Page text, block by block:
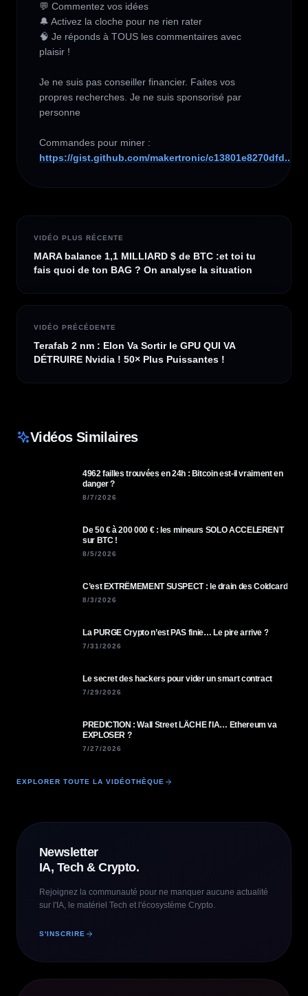
💬 Commentez vos idées
🔔 Activez la cloche pour ne rien rater
🧠 Je réponds à TOUS les commentaires avec
plaisir !
Je ne suis pas conseiller financier. Faites vos
propres recherches. Je ne suis sponsorisé par
personne
https://gist.github.com/makertronic/c13801e8270dfd...
VIDÉO PLUS RÉCENTE
MARA balance 1,1 MILLIARD $ de BTC :et toi tu
fais quoi de ton BAG ? On analyse la situation
VIDÉO PRÉCÉDENTE
Terafab 2 nm : Elon Va Sortir le GPU QUI VA
DÉTRUIRE Nvidia ! 50× Plus Puissantes !
Vidéos Similaires
4962 failles trouvées en 24h : Bitcoin est-il vraiment en
danger ?
8/7/2026
De 50 € à 200 000 € : les mineurs SOLO ACCELERENT
sur BTC !
8/5/2026
C’est EXTRÊMEMENT SUSPECT : le drain des Coldcard
8/3/2026
La PURGE Crypto n’est PAS finie… Le pire arrive ?
7/31/2026
Le secret des hackers pour vider un smart contract
7/29/2026
PREDICTION : Wall Street LÂCHE l'IA… Ethereum va
EXPLOSER ?
7/27/2026
EXPLORER TOUTE LA VIDÉOTHÈQUE
Newsletter
IA, Tech & Crypto.
Rejoignez la communauté pour ne manquer aucune actualité
sur l'IA, le matériel Tech et l'écosystème Crypto.
S'INSCRIRE